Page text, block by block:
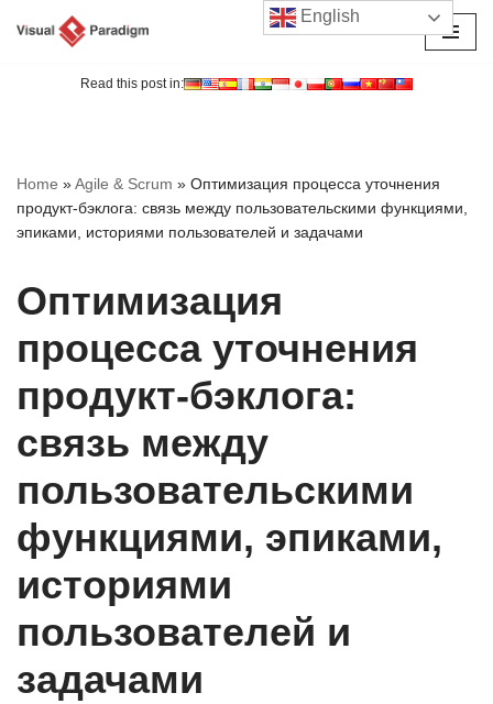
Read this post in:
Home »Agile & Scrum » Оптимизация процесса уточнения
продукт-бэклога: связь между пользовательскими функциями,
эпиками, историями пользователей и задачами
Оптимизация
процесса уточнения
продукт-бэклога:
связь между
пользовательскими
функциями, эпиками,
историями
пользователей и
задачами
English